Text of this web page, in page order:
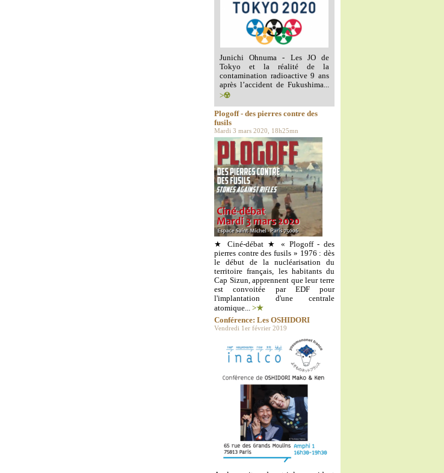
Junichi Ohnuma - Les JO de
Tokyo et la réalité de la
contamination radioactive 9 ans
après l’accident de Fukushima...
>☢️
Plogoff - des pierres contre des
fusils
Mardi 3 mars 2020, 18h25mn
★ Ciné-débat ★ « Plogoff - des
pierres contre des fusils » 1976 : dès
le début de la nucléarisation du
territoire français, les habitants du
Cap Sizun, apprennent que leur terre
est convoitée par EDF pour
l'implantation d'une centrale
atomique... >★
Conférence: Les OSHIDORI
Vendredi 1er février 2019